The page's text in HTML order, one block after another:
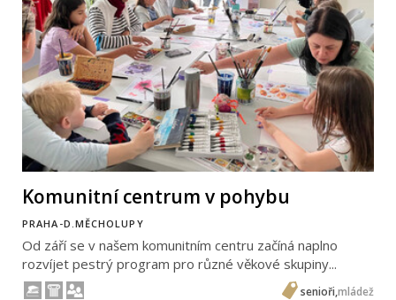
Komunitní centrum v pohybu
PRAHA-D.MĚCHOLUPY
Od září se v našem komunitním centru začíná naplno
rozvíjet pestrý program pro různé věkové skupiny...
senioři,mládež